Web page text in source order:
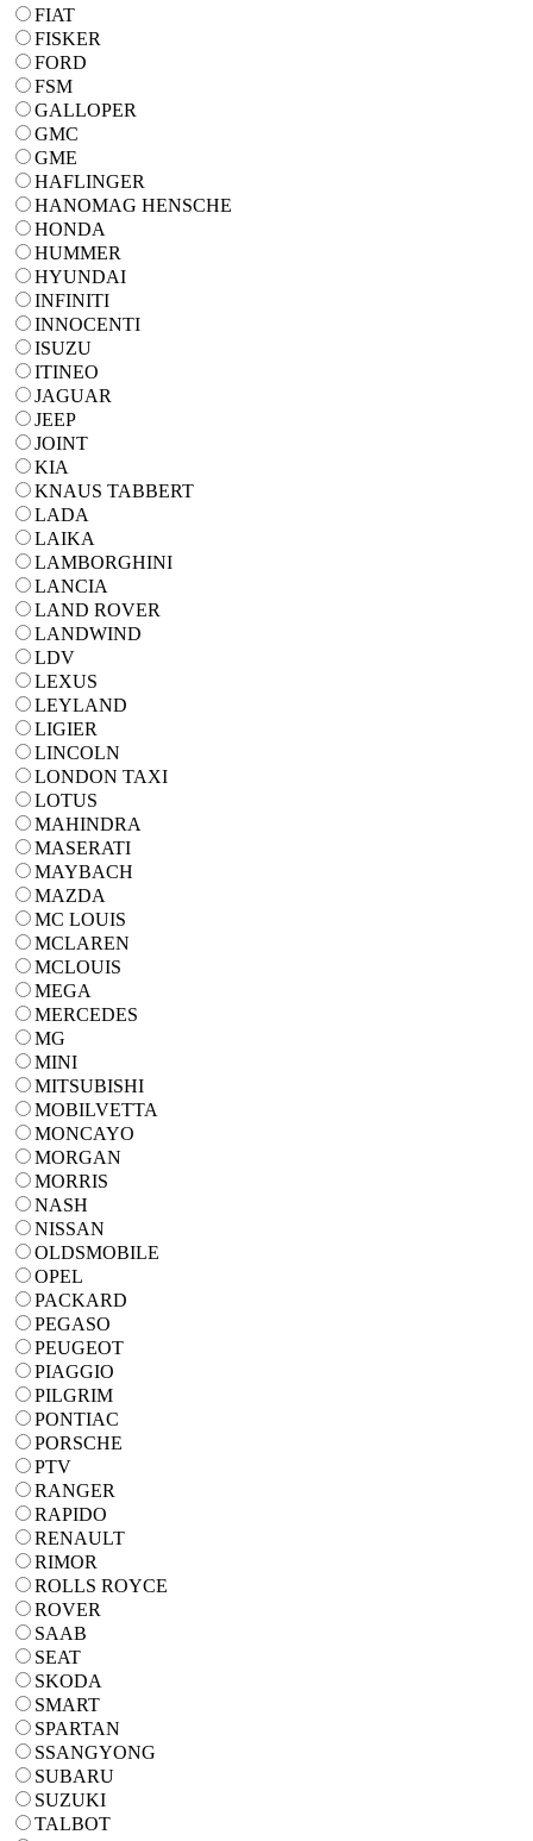
FIAT
FISKER
FORD
FSM
GALLOPER
GMC
GME
HAFLINGER
HANOMAG HENSCHE
HONDA
HUMMER
HYUNDAI
INFINITI
INNOCENTI
ISUZU
ITINEO
JAGUAR
JEEP
JOINT
KIA
KNAUS TABBERT
LADA
LAIKA
LAMBORGHINI
LANCIA
LAND ROVER
LANDWIND
LDV
LEXUS
LEYLAND
LIGIER
LINCOLN
LONDON TAXI
LOTUS
MAHINDRA
MASERATI
MAYBACH
MAZDA
MC LOUIS
MCLAREN
MCLOUIS
MEGA
MERCEDES
MG
MINI
MITSUBISHI
MOBILVETTA
MONCAYO
MORGAN
MORRIS
NASH
NISSAN
OLDSMOBILE
OPEL
PACKARD
PEGASO
PEUGEOT
PIAGGIO
PILGRIM
PONTIAC
PORSCHE
PTV
RANGER
RAPIDO
RENAULT
RIMOR
ROLLS ROYCE
ROVER
SAAB
SEAT
SKODA
SMART
SPARTAN
SSANGYONG
SUBARU
SUZUKI
TALBOT